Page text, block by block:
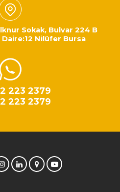
Sokak, Bulvar 224 B
Daire:12 Nilüfer Bursa
223 2379
223 2379